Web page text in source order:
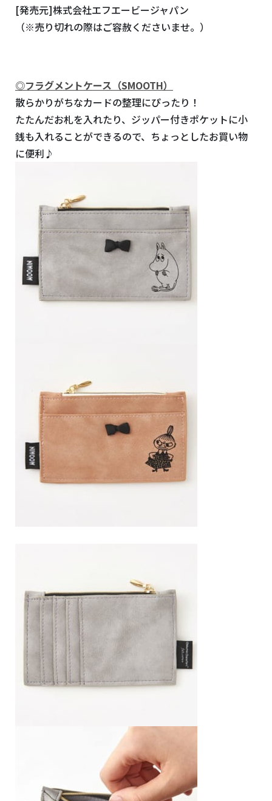
[発売元]株式会社エフエービージャパン
（※売り切れの際はご容赦くださいませ。）
◎フラグメントケース（SMOOTH）
散らかりがちなカードの整理にぴったり！
たたんだお札を入れたり、ジッパー付きポケットに小
銭も入れることができるので、ちょっとしたお買い物
に便利♪